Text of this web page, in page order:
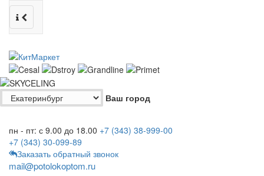
Ваш город
пн - пт: с 9.00 до 18.00 +7 (343) 38-999-00
+7 (343) 30-099-89
Заказать обратный звонок
mail@potolokoptom.ru